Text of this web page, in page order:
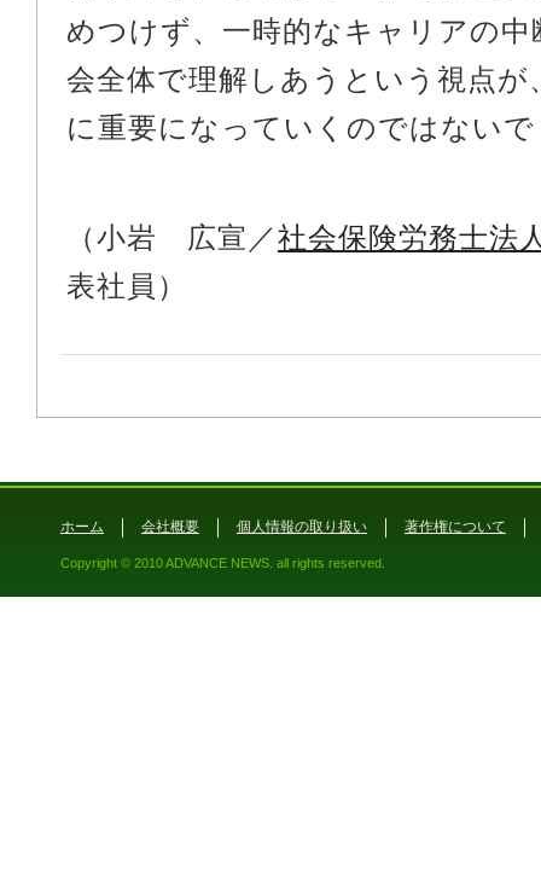
めつけず、一時的なキャリアの中
会全体で理解しあうという視点が
に重要になっていくのではない
（小岩 広宣／社会保険労務士法
表社員）
ホーム 会社概要 個人情報の取り扱い 著作権について
Copyright © 2010 ADVANCE NEWS. all rights reserved.